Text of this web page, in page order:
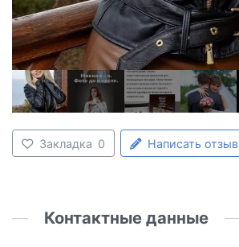
Закладка 0 Написать отзыв
Контактные данные